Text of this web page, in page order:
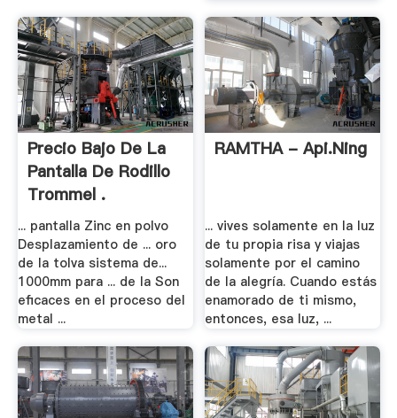
Precio Bajo De La
Pantalla De Rodillo
Trommel .
... pantalla Zinc en polvo
Desplazamiento de ... oro
de la tolva sistema de...
1000mm para ... de la Son
eficaces en el proceso del
metal ...
RAMTHA - Api.ning
... vives solamente en la luz
de tu propia risa y viajas
solamente por el camino
de la alegría. Cuando estás
enamorado de ti mismo,
entonces, esa luz, ...